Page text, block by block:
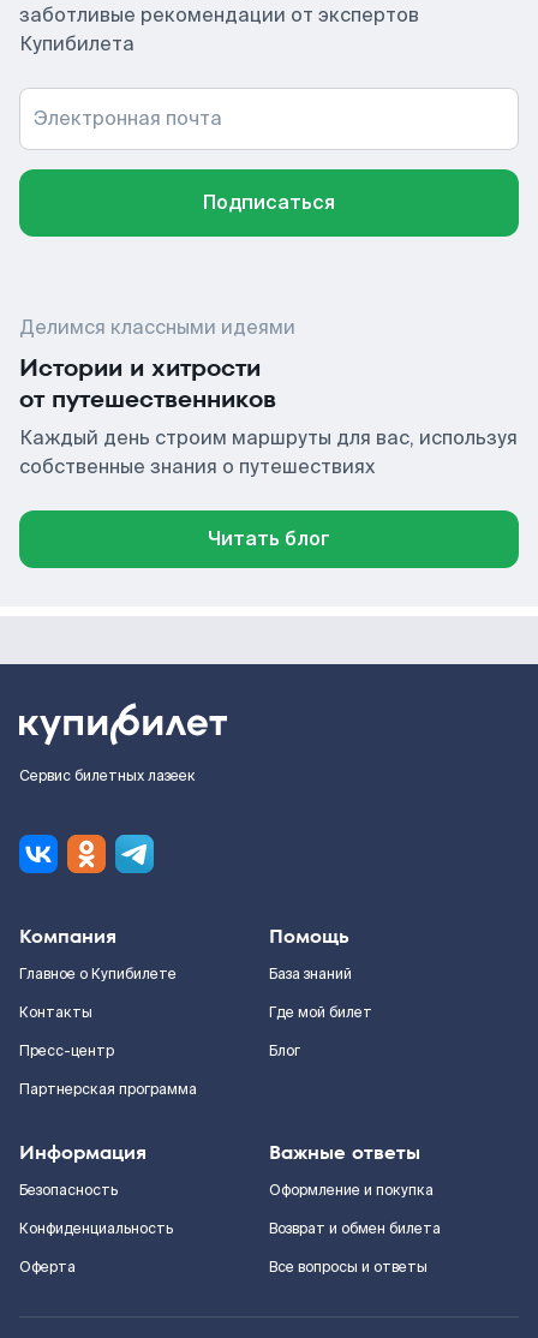
заботливые рекомендации от экспертов
Купибилета
Электронная почта
Подписаться
Делимся классными идеями
Истории и хитрости
от путешественников
Каждый день строим маршруты для вас, используя
собственные знания о путешествиях
Читать блог
Сервис билетных лазеек
Компания
Главное о Купибилете
Контакты
Пресс-центр
Партнерская программа
Помощь
База знаний
Где мой билет
Блог
Информация
Безопасность
Конфиденциальность
Оферта
Важные ответы
Оформление и покупка
Возврат и обмен билета
Все вопросы и ответы